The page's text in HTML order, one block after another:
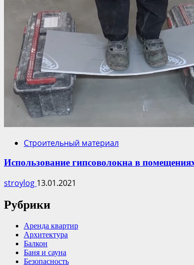
Строительный материал
Использование гипсоволокна в
stroylog 13.01.2021
Рубрики
Аренда квартир
Архитектура
Балкон
Баня и сауна
Безопасность